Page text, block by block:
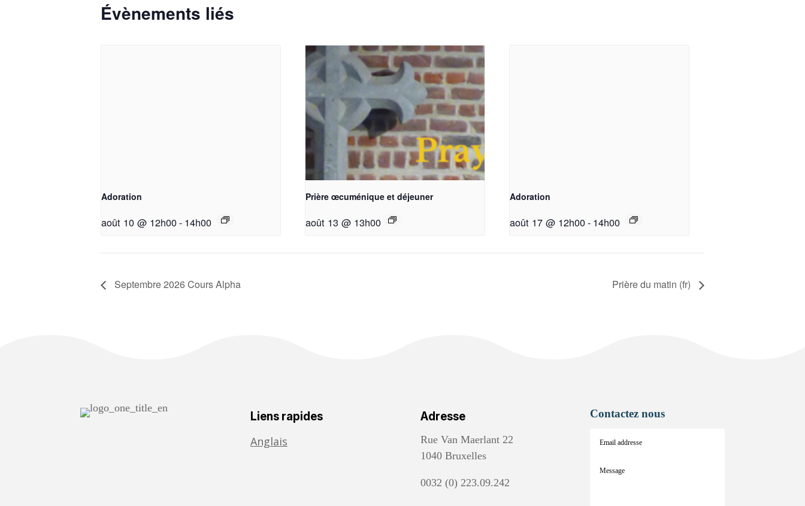
Évènements liés
Adoration
août 10 @ 12h00- 14h00
Prière œcuménique et déjeuner
août 13 @ 13h00
Adoration
août 17 @ 12h00- 14h00
Septembre 2026 Cours Alpha Prière du matin (fr)
Liens rapides
Anglais
Adresse
Rue Van Maerlant 22
1040 Bruxelles
0032 (0) 223.09.242
Contactez nous